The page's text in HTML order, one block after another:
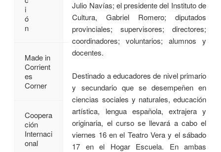
Julio Navías; el presidente del Instituto de
Cultura, Gabriel Romero; diputados
provinciales; supervisores; directores;
coordinadores; voluntarios; alumnos y
docentes.
Destinado a educadores de nivel primario
y secundario que se desempeñen en
ciencias sociales y naturales, educación
artística, lengua española, extrajera y
originaria, el curso se llevará a cabo el
viernes 16 en el Teatro Vera y el sábado
17 en el Hogar Escuela. En ambas
i
ó
n
Made in
Corrient
es
Corner
Coopera
ción
Internaci
onal